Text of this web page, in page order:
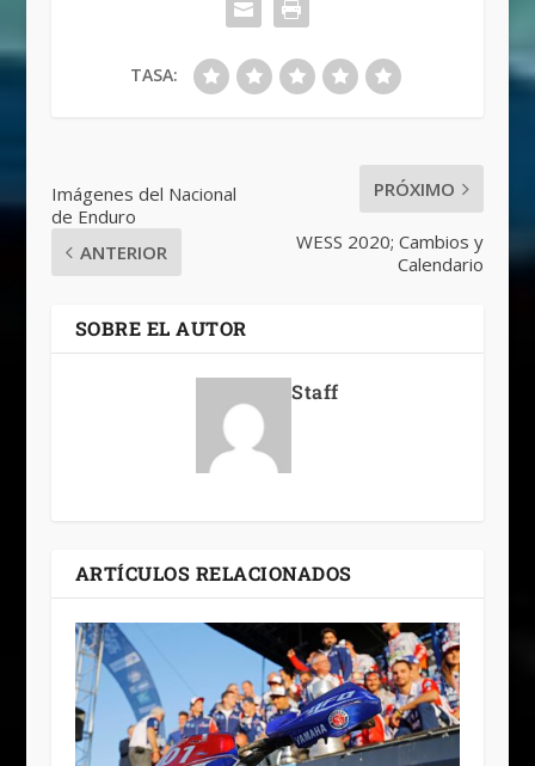
TASA:
Imágenes del Nacional
de Enduro
ANTERIOR
PRÓXIMO
WESS 2020; Cambios y
Calendario
SOBRE EL AUTOR
Staff
ARTÍCULOS RELACIONADOS